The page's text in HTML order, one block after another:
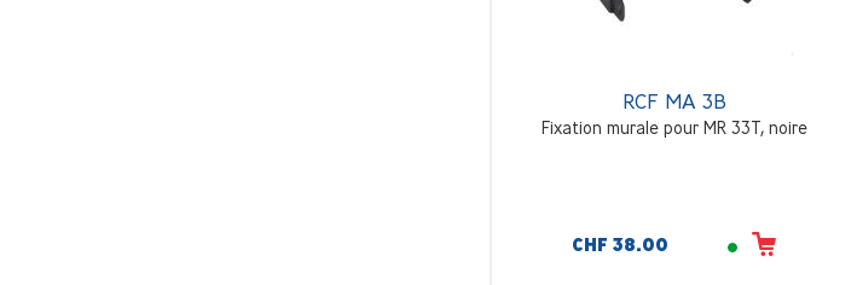
RCF MA 3B
Fixation murale pour MR 33T, noire
CHF 38.00